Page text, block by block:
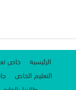
الرئيسية خاص
التعليم الخاص